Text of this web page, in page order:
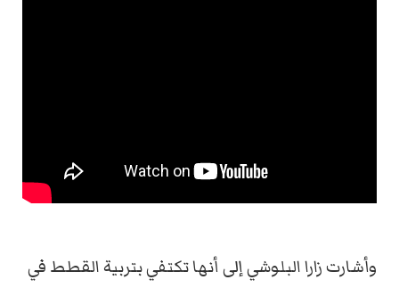
وأشارت زارا البلوشي إلى أنها تكتفي بتربية القطط في